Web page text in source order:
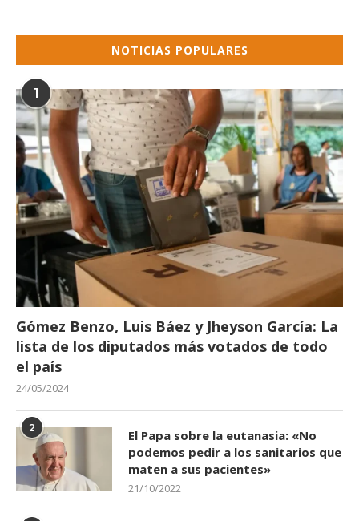
NOTICIAS POPULARES
1
Gómez Benzo, Luis Báez y Jheyson García: La
lista de los diputados más votados de todo
el país
24/05/2024
2
El Papa sobre la eutanasia: «No
podemos pedir a los sanitarios que
maten a sus pacientes»
21/10/2022